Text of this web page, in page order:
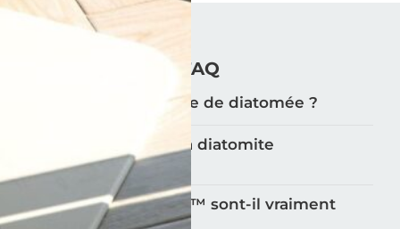
FAQ
Qu'est-ce que la terre de diatomée ?
Qu'est-ce qui rend la diatomite
antimicrobienne ?
Les tapis Moonstone™️ sont-il vraiment
antidérapants ?